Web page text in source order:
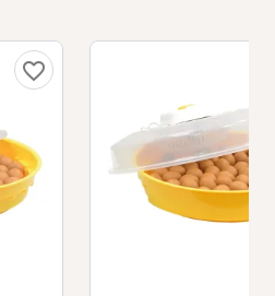
favorite_border